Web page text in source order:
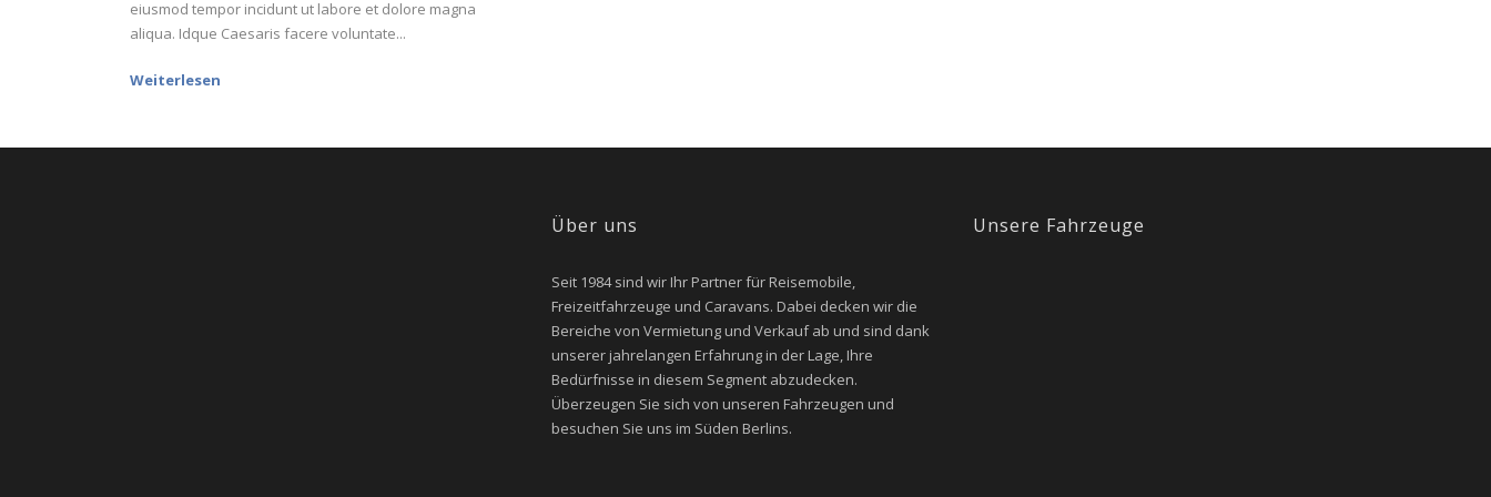
eiusmod tempor incidunt ut labore et dolore magna
aliqua. Idque Caesaris facere voluntate...
Weiterlesen
Über uns
Seit 1984 sind wir Ihr Partner für Reisemobile,
Freizeitfahrzeuge und Caravans. Dabei decken wir die
Bereiche von Vermietung und Verkauf ab und sind dank
unserer jahrelangen Erfahrung in der Lage, Ihre
Bedürfnisse in diesem Segment abzudecken.
Überzeugen Sie sich von unseren Fahrzeugen und
besuchen Sie uns im Süden Berlins.
Unsere Fahrzeuge